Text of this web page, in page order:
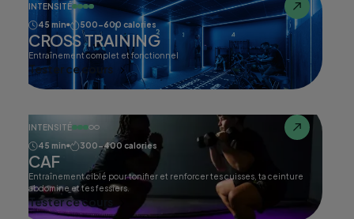
INTENSITÉ
45 min
500-600 calories
CROSS TRAINING
Entraînement complet et fonctionnel
Tester ce cours
INTENSITÉ
45 min
300-400 calories
CAF
Entraînement ciblé pour tonifier et renforcer tes cuisses, ta ceinture
abdomine et tes fessiers.
Tester ce cours